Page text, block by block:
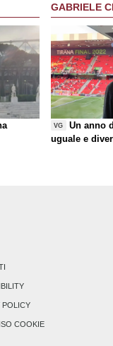
GABRIELE
VG
Un anno
uguale e
POLICY
COOKIE